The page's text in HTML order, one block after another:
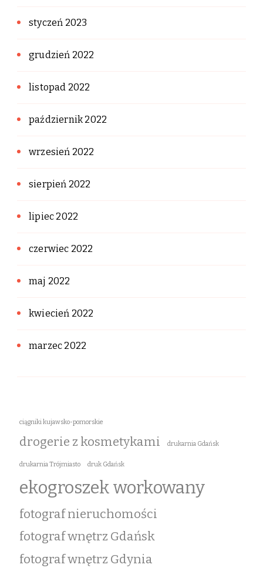
styczeń 2023
grudzień 2022
listopad 2022
październik 2022
wrzesień 2022
sierpień 2022
lipiec 2022
czerwiec 2022
maj 2022
kwiecień 2022
marzec 2022
ciągniki kujawsko-pomorskie
drogerie z kosmetykami drukarnia Gdańsk
drukarnia Trójmiasto druk Gdańsk
ekogroszek workowany
fotograf nieruchomości
fotograf wnętrz Gdańsk
fotograf wnętrz Gdynia